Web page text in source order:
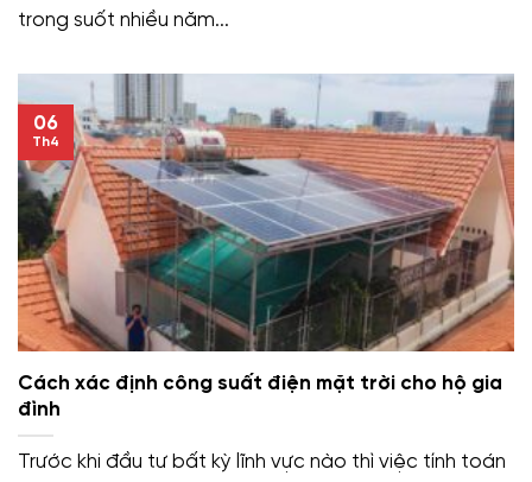
trong suốt nhiều năm...
Cách xác định công suất điện mặt trời cho hộ gia
đình
Trước khi đầu tư bất kỳ lĩnh vực nào thì việc tính toán
06
Th4